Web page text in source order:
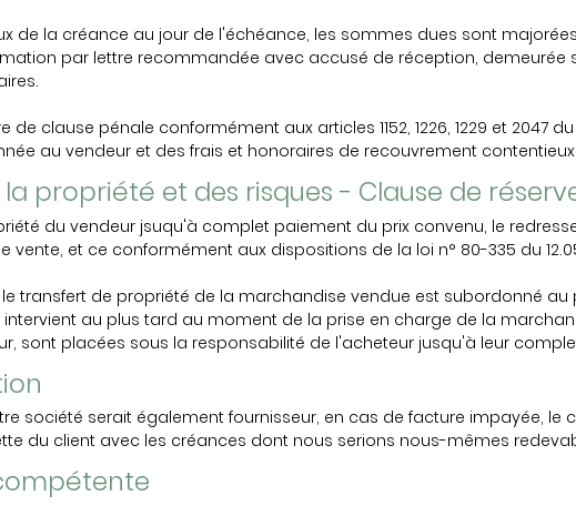
de la créance au jour de l'échéance, les sommes dues sont
par lettre recommandée avec accusé de réception, demeurée
clause pénale conformément aux articles 1152, 1226, 1229 et 2047
au vendeur et des frais et honoraires de recouvrement contentieux.
la propriété et des risques - Clause de
du vendeur jsuqu'à complet paiement du prix convenu, le
et ce conformément aux dispositions de la loi n° 80-335 du
transfert de propriété de la marchandise vendue est subordonné
au plus tard au moment de la prise en charge de la
sont placées sous la responsabilité de l'acheteur jusqu'à leur
société serait également fournisseur, en cas de facture impayée, le
du client avec les créances dont nous serions nous-mêmes